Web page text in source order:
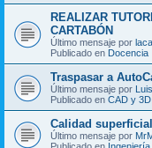
REALIZAR
CARTABÓN
Último mensaje por
Publicado en Docencia
Traspasar a
Último mensaje por
Publicado en CAD y 3D
Calidad
Último mensaje por
Publicado en Ingeniería